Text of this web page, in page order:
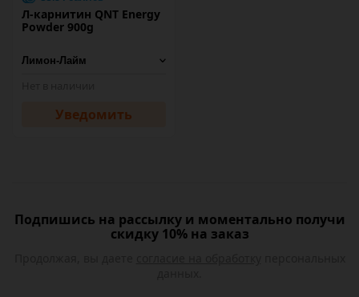
Л-карнитин QNT Energy
Powder 900g
Уведомить
Подпишись на рассылку и моментально получи
скидку 10% на заказ